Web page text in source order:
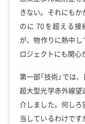
きない。それにも
のに 70を超える
が、物作りに熱中
ロジェクトにも関心
第一部「技術」では
超大型光学赤外線
介しました。何し
当しているわけで